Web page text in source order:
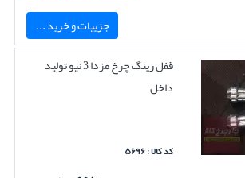
جزییات و خرید ...
قفل رینگ چرخ مزدا 3 نیو تولید
داخل
کد کالا : ۵۶۹۶